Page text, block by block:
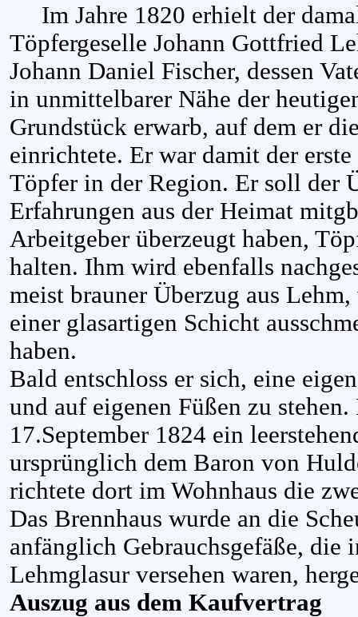
Im Jahre 1820 erhielt der
Töpfergeselle Johann Gottfried
Johann Daniel Fischer, dessen
in unmittelbarer Nähe der
Grundstück erwarb, auf dem er
einrichtete. Er war damit der
Töpfer in der Region. Er soll der
Erfahrungen aus der Heimat
Arbeitgeber überzeugt haben,
halten. Ihm wird ebenfalls
meist brauner Überzug aus
einer glasartigen Schicht
haben.
Bald entschloss er sich, eine
und auf eigenen Füßen zu
17.September 1824 ein
ursprünglich dem Baron von
richtete dort im Wohnhaus die
Das Brennhaus wurde an die
anfänglich Gebrauchsgefäße, die
Lehmglasur versehen waren,
Auszug aus dem Kaufvertrag